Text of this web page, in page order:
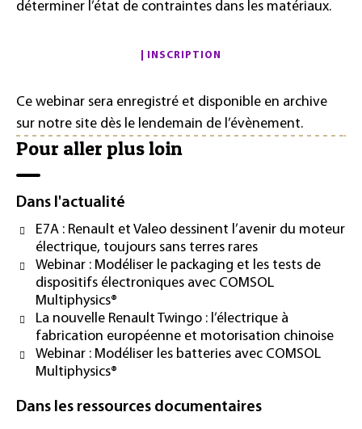
déterminer l’état de contraintes dans les matériaux.
INSCRIPTION
Ce webinar sera enregistré et disponible en archive
sur notre site dès le lendemain de l’évènement.
Pour aller plus loin
Dans l'actualité
E7A : Renault et Valeo dessinent l’avenir du moteur
électrique, toujours sans terres rares
Webinar : Modéliser le packaging et les tests de
dispositifs électroniques avec COMSOL
Multiphysics®
La nouvelle Renault Twingo : l’électrique à
fabrication européenne et motorisation chinoise
Webinar : Modéliser les batteries avec COMSOL
Multiphysics®
Dans les ressources documentaires